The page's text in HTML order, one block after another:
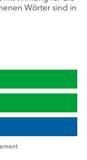
nicht
Sie
neu.